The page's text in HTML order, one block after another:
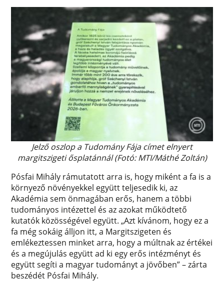
Jelző oszlop a Tudomány Fája címet elnyert
margitszigeti ősplatánnál (Fotó: MTI/Máthé Zoltán)
Pósfai Mihály rámutatott arra is, hogy miként a fa is a
környező növényekkel együtt teljesedik ki, az
Akadémia sem önmagában erős, hanem a többi
tudományos intézettel és az azokat működtető
kutatók közösségével együtt. „Azt kívánom, hogy ez a
fa még sokáig álljon itt, a Margitszigeten és
emlékeztessen minket arra, hogy a múltnak az értékei
és a megújulás együtt ad ki egy erős intézményt és
együtt segíti a magyar tudományt a jövőben” – zárta
beszédét Pósfai Mihály.